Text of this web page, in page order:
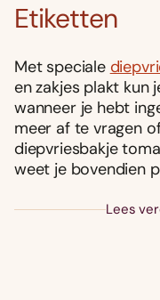
Etiketten
Met speciale
en zakjes plakt kun
wanneer je hebt
meer af te vragen
diepvriesbakje
weet je bovendien
Lees